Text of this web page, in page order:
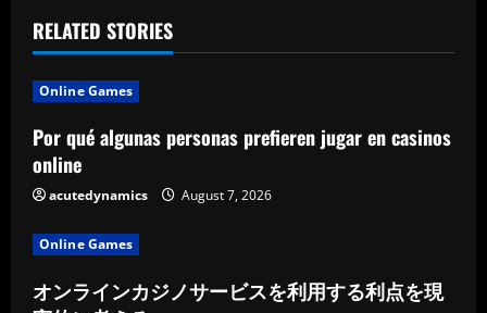
n
u
e
R
e
a
RELATED STORIES
Online Games
Por qué algunas personas prefieren jugar en casinos
online
acutedynamics August 7, 2026
Online Games
オンラインカジノサービスを利用する利点を現